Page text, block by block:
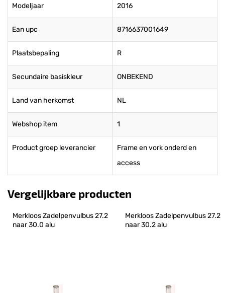
Modeljaar 2016
Ean upc 8716637001649
Plaatsbepaling R
Secundaire basiskleur ONBEKEND
Land van herkomst NL
Webshop item 1
Product groep leverancier
Frame en vork onderd en
access
Vergelijkbare producten
Merkloos Zadelpenvulbus 27.2
naar 30.0 alu
Merkloos Zadelpenvulbus 27.2
naar 30.2 alu